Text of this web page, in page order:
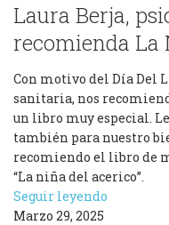
Laura Berja,
recomienda La
Con motivo del Día Del
sanitaria, nos
un libro muy especial.
también para nuestro
recomiendo el libro de
“La niña del acerico”.
Seguir leyendo
Marzo 29, 2025